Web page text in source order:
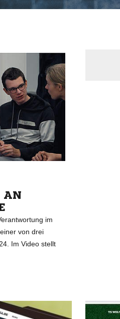
AN
im
von drei
Im Video stellt